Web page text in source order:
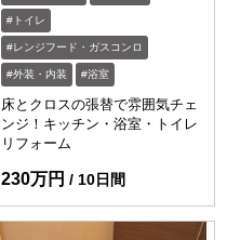
トイレ
レンジフード・ガスコンロ
外装・内装 浴室
床とクロスの張替で雰囲気チェ
ンジ！キッチン・浴室・トイレ
リフォーム
230万円 10日間